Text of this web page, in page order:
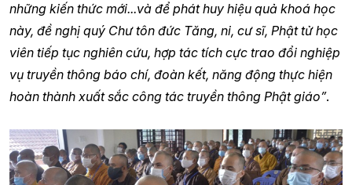
những kiến thức mới...và để phát huy hiệu quả khoá học
này, đề nghị quý Chư tôn đức Tăng, ni, cư sĩ, Phật tử học
viên tiếp tục nghiên cứu, hợp tác tích cực trao đổi nghiệp
vụ truyền thông báo chí, đoàn kết, năng động thực hiện
hoàn thành xuất sắc công tác truyền thông Phật giáo”.